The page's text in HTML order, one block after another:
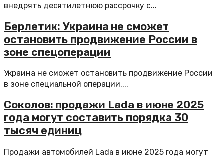
внедрять десятилетнюю рассрочку с...
Берлетик: Украина не сможет
остановить продвижение России в
зоне спецоперации
Украина не сможет остановить продвижение России
в зоне специальной операции....
Соколов: продажи Lada в июне 2025
года могут составить порядка 30
тысяч единиц
Продажи автомобилей Lada в июне 2025 года могут